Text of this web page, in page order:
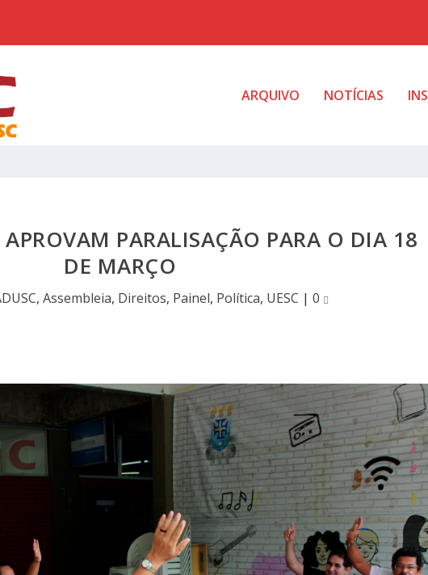
ARQUIVO NOTÍCIAS
APROVAM PARALISAÇÃO PARA O DIA 18
DE MARÇO
, Assembleia, Direitos, Painel, Política, UESC | 0